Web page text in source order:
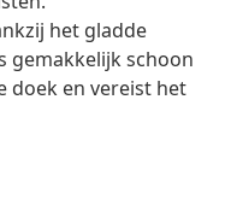
het gladde
gemakkelijk schoon
doek en vereist het